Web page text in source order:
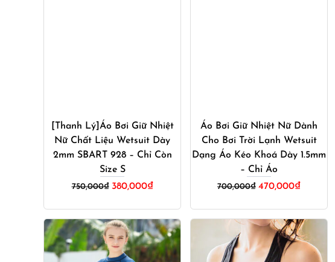
[Thanh Lý]Áo Bơi Giữ Nhiệt
Nữ Chất Liệu Wetsuit Dày
2mm SBART 928 – Chỉ Còn
Size S
750,000₫ 380,000₫
Áo Bơi Giữ Nhiệt Nữ Dành
Cho Bơi Trời Lạnh Wetsuit
Dạng Áo Kéo Khoá Dày 1.5mm
– Chỉ Áo
700,000₫ Giá
là:
700,000₫.
470,000₫Giá
tại
là:
470,000₫.